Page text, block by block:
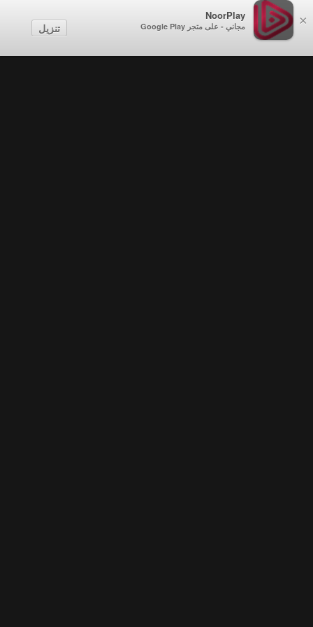
×
NoorPlay
مجاني - على متجر Google Play تنزيل